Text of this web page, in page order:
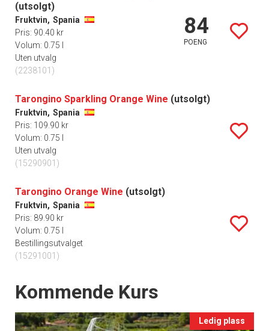
(utsolgt)
Fruktvin, Spania
Pris: 90.40 kr
Volum: 0.75 l
Uten utvalg
(2238101)
84
POENG
Tarongino Sparkling Orange Wine (utsolgt)
Fruktvin, Spania
Pris: 109.90 kr
Volum: 0.75 l
Uten utvalg
(15290901)
Tarongino Orange Wine (utsolgt)
Fruktvin, Spania
Pris: 89.90 kr
Volum: 0.75 l
Bestillingsutvalget
(15291001)
Events
Kommende Kurs
Ledig plass